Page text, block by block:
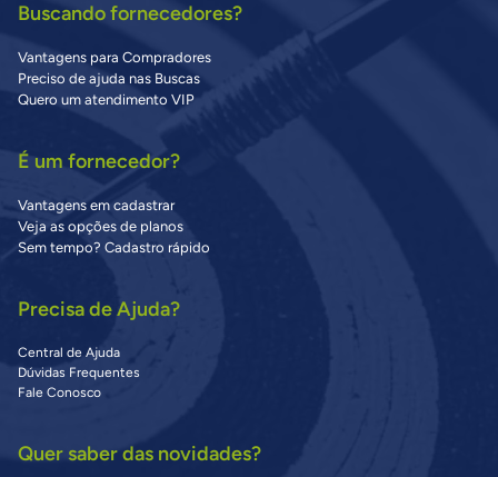
Buscando fornecedores?
Vantagens para Compradores
Preciso de ajuda nas Buscas
Quero um atendimento VIP
É um fornecedor?
Vantagens em cadastrar
Veja as opções de planos
Sem tempo? Cadastro rápido
Precisa de Ajuda?
Central de Ajuda
Dúvidas Frequentes
Fale Conosco
Quer saber das novidades?